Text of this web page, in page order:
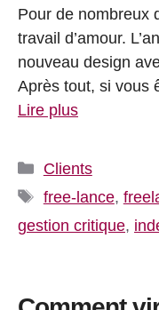
Pour de nombreux
travail d’amour.
nouveau design
Après tout, si vous
Lire plus
Catégories
Clients
Étiquettes
free-lance,
gestion critique,